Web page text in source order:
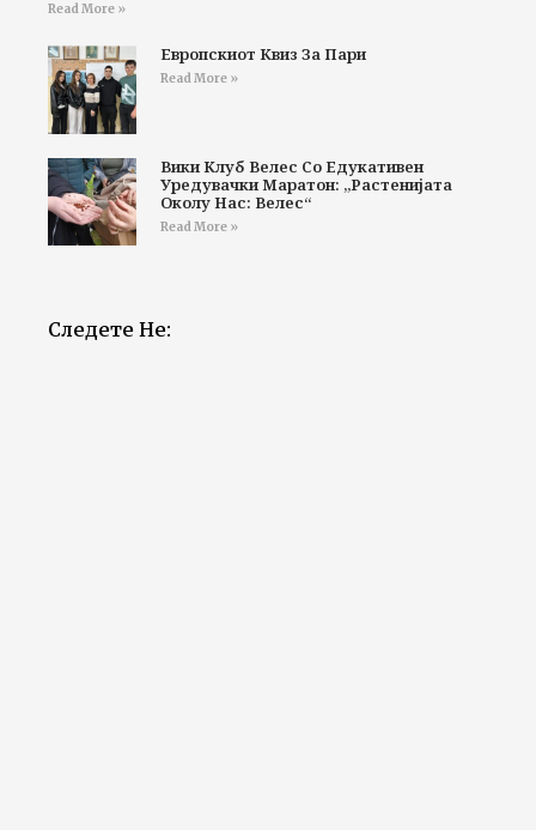
Read More »
Европскиот Квиз За Пари
Read More »
Вики Клуб Велес Со Едукативен
Уредувачки Маратон: „Растенијата
Околу Нас: Велес“
Read More »
Следете Не: